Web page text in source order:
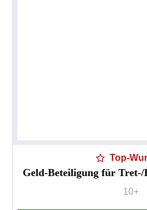
Top-
Geld-Beteiligung für
10+